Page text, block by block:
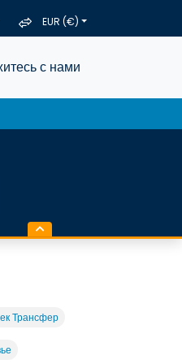
EUR (€)
с нами
Трансфер